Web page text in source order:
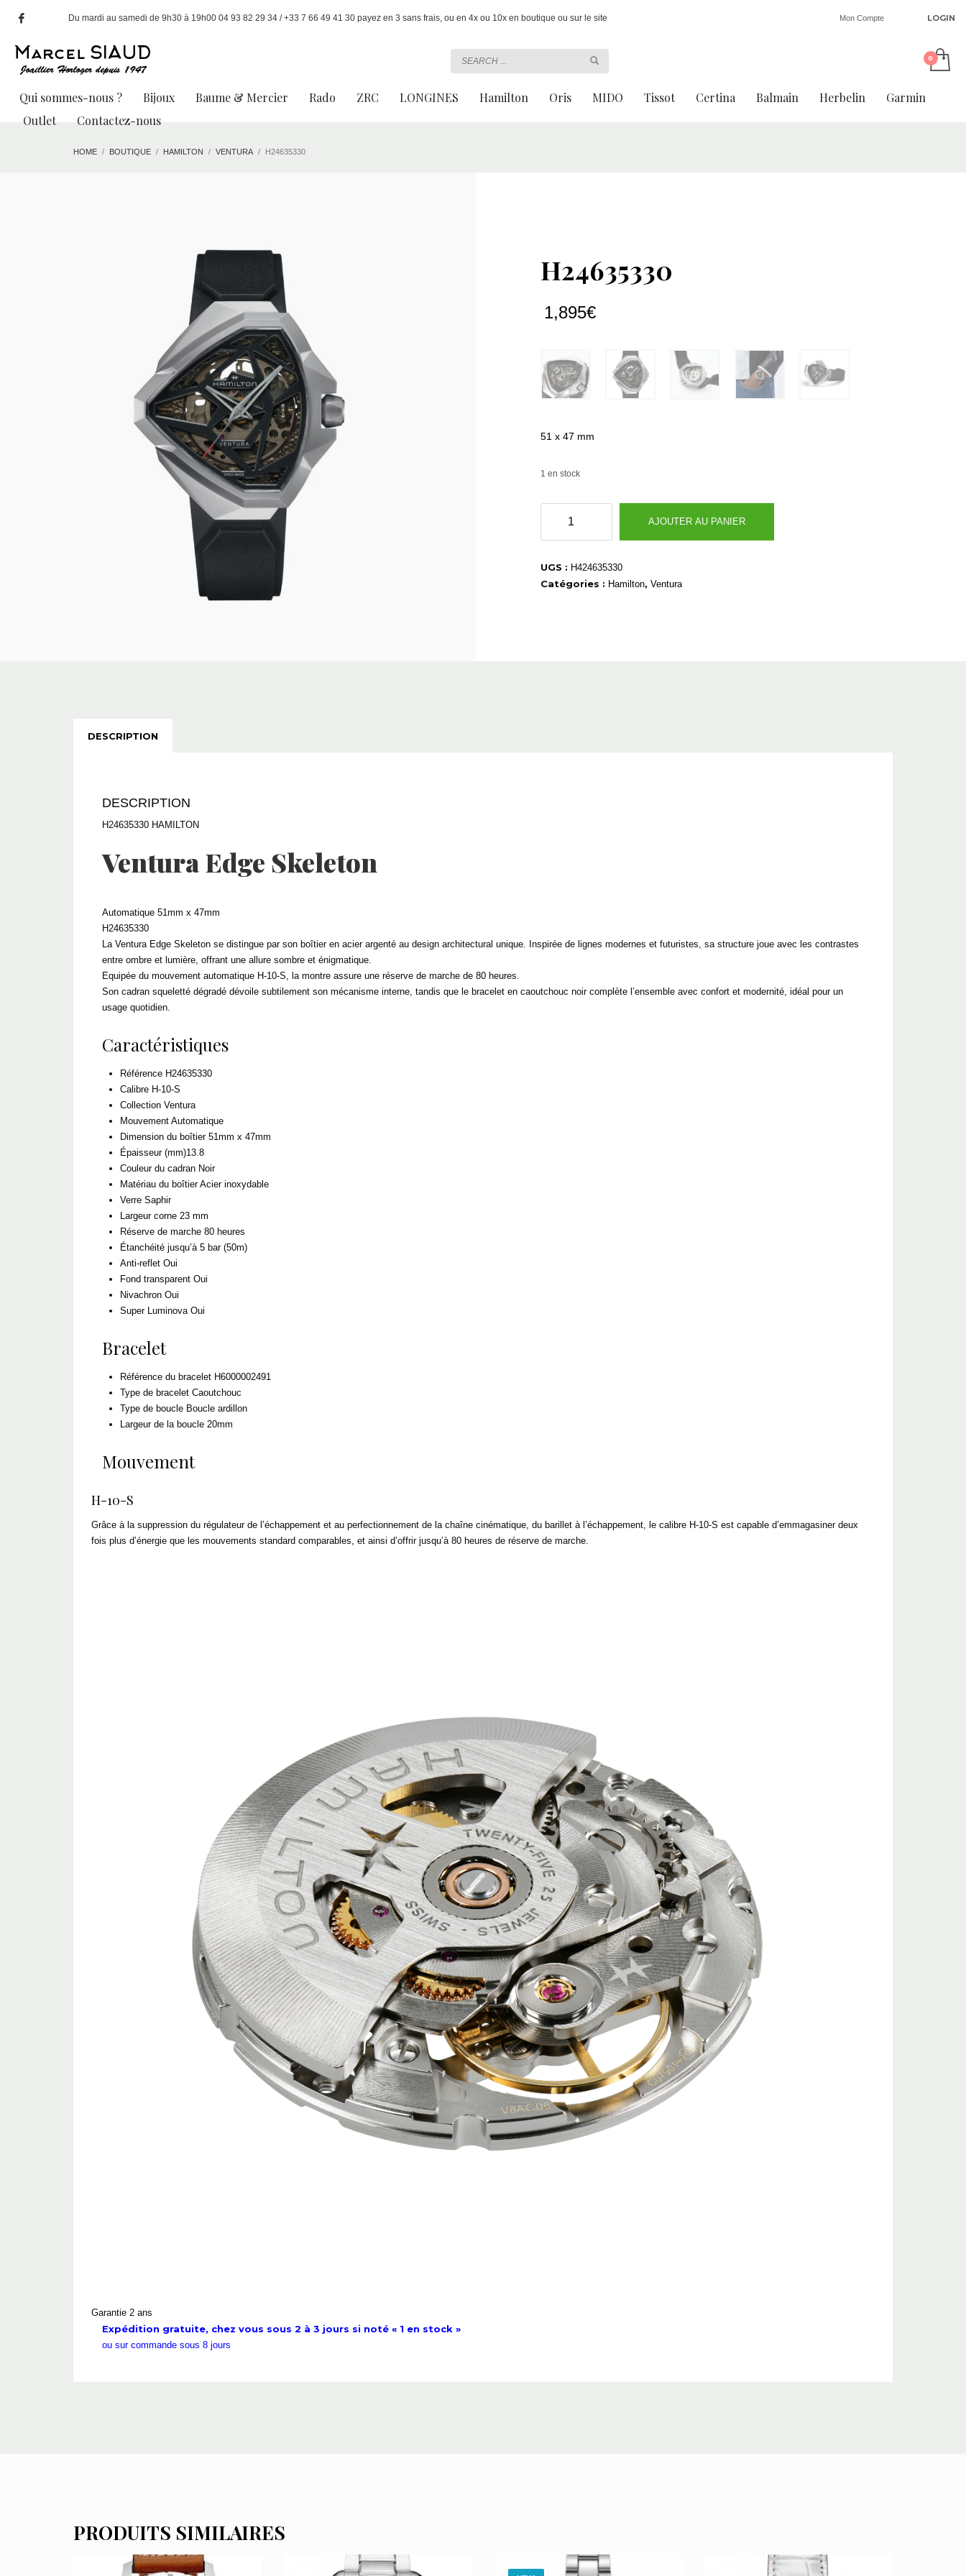
Du mardi au samedi de 9h30 à 19h00 04 93 82 29 34 / +33 7 66 49 41 30 payez en 3 sans frais, ou en 4x ou 10x en boutique ou sur le site Mon Compte LOGIN
Qui sommes-nous ? Bijoux Baume & Mercier Rado ZRC LONGINES Hamilton Oris MIDO Tissot Certina Balmain Herbelin
Garmin
Outlet
Contactez-nous
HOME BOUTIQUE HAMILTON VENTURA H24635330
H24635330
1,895€
51 x 47 mm
1 en stock
H24635330
AJOUTER AU PANIER
UGS : H424635330
Catégories : Hamilton, Ventura
DESCRIPTION
DESCRIPTION
H24635330 HAMILTON
VenturaEdge Skeleton
Automatique 51mm x 47mm
H24635330
La Ventura Edge Skeleton se distingue par son boîtier en acier argenté au design architectural unique. Inspirée de lignes modernes et futuristes, sa structure joue avec les contrastes
entre ombre et lumière, offrant une allure sombre et énigmatique.
Equipée du mouvement automatique H-10-S, la montre assure une réserve de marche de 80 heures.
Son cadran squeletté dégradé dévoile subtilement son mécanisme interne, tandis que le bracelet en caoutchouc noir complète l’ensemble avec confort et modernité, idéal pour un
usage quotidien.
Caractéristiques
Référence H24635330
Calibre H-10-S
Collection Ventura
Mouvement Automatique
Dimension du boîtier 51mm x 47mm
Épaisseur (mm)13.8
Couleur du cadran Noir
Matériau du boîtierAcier inoxydable
Verre Saphir
Largeur corne 23 mm
Réserve de marche 80 heures
Étanchéité jusqu’à 5 bar (50m)
Anti-reflet Oui
Fond transparent Oui
Nivachron Oui
Super Luminova Oui
Bracelet
Référence du bracelet H6000002491
Type de bracelet Caoutchouc
Type de boucle Boucle ardillon
Largeur de la boucle 20mm
Mouvement
H-10-S
Grâce à la suppression du régulateur de l’échappement et au perfectionnement de la chaîne cinématique, du barillet à l’échappement, le calibre H-10-S est capable d’emmagasiner deux
fois plus d’énergie que les mouvements standard comparables, et ainsi d’offrir jusqu’à 80 heures de réserve de marche.
Garantie 2 ans
Expédition gratuite, chez vous sous 2 à 3 jours si noté « 1 en stock »
ou sur commande sous 8 jours
PRODUITS SIMILAIRES